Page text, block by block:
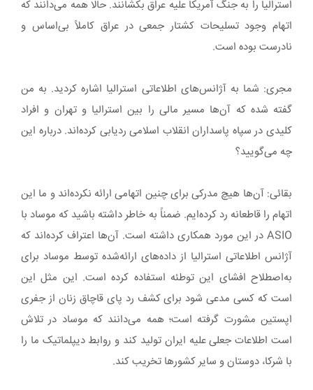
استرالیا را به جنگ آمریکا علیه عراق بکشانند. حالا همه می‌دانند که
اتهام وجود تسلیحات کشتار جمعی در عراق کاملاً بی‌اساس و
نادرست بوده است.
مجری: شما به آژانس‌های اطلاعاتی استرالیا اشاره کردید. به من
گفته شده که آن‌ها مسیر مالی را بین استرالیا و تهران و افراد
کلیدی در سپاه پاسداران انقلاب اسلامی ردیابی کرده‌اند. درباره این
چه می‌گویید؟
بقائی: آن‌ها هیچ مدرکی برای چنین اتهامی ارائه نکرده‌اند و ما این
اتهام را قاطعانه رد کرده‌ایم. ضمناً به خاطر داشته باشید که موساد با
ASIO در این مورد همکاری داشته است. آن‌ها اعتراف کرده‌اند که
آژانس اطلاعاتی استرالیا از داده‌های ارائه‌شده توسط موساد برای
به‌اصطلاح افشای این توطئه استفاده کرده است. این مثل این
است که کسی مدعی شود برای کشف رد پای قاچاق زنان از جفری
اپستین مشورت گرفته است؛ همه می‌دانند که موساد در تلاش
است اطلاعات جعلی علیه ایران تولید کند و روابط دیپلماتیک ما را
با شرکا، دوستان و سایر کشورها تخریب کند.